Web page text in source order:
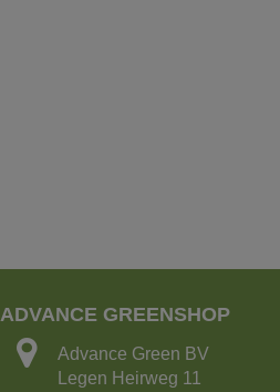
ADVANCE GREENSHOP
Advance Green BV
Legen Heirweg 11